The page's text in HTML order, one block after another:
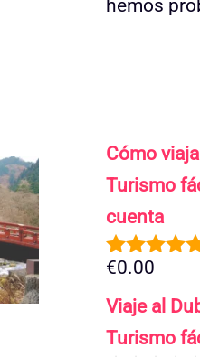
hemos
Cómo
Turismo
cuenta
5.00de 5
€0.00
Viaje al
Turismo